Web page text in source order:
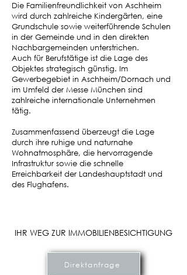
Die Familienfreundlichkeit von Aschheim
wird durch zahlreiche Kindergärten, eine
Grundschule sowie weiterführende Schulen
in der Gemeinde und in den direkten
Nachbargemeinden unterstrichen.
Auch für Berufstätige ist die Lage des
Objektes strategisch günstig. Im
Gewerbegebiet in Aschheim/Dornach und
im Umfeld der Messe München sind
zahlreiche internationale Unternehmen
tätig.
Zusammenfassend überzeugt die Lage
durch ihre ruhige und naturnahe
Wohnatmosphäre, die hervorragende
Infrastruktur sowie die schnelle
Erreichbarkeit der Landeshauptstadt und
des Flughafens.
IHR WEG ZUR IMMOBILIENBESICHTIGUNG
Direktanfrage